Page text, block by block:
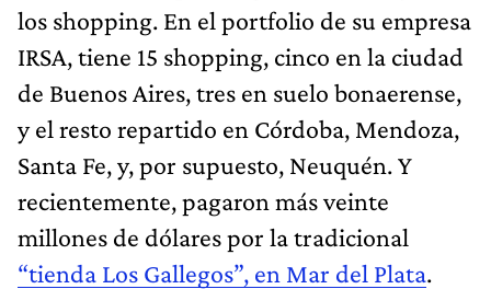
los shopping. En el portfolio de su empresa
IRSA, tiene 15 shopping, cinco en la ciudad
de Buenos Aires, tres en suelo bonaerense,
y el resto repartido en Córdoba, Mendoza,
Santa Fe, y, por supuesto, Neuquén. Y
recientemente, pagaron más veinte
millones de dólares por la tradicional
“tienda Los Gallegos”, en Mar del Plata.